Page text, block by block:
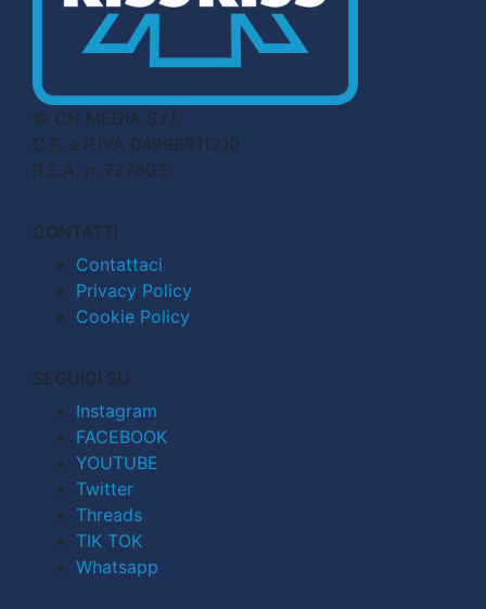
© CN MEDIA S.r.l.
C.F. e P.IVA 04998911210
R.E.A. n. 727803
CONTATTI
Contattaci
Privacy Policy
Cookie Policy
SEGUICI SU
Instagram
FACEBOOK
YOUTUBE
Twitter
Threads
TIK TOK
Whatsapp